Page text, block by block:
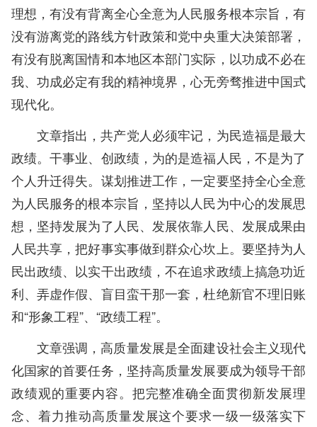
理想，有没有背离全心全意为人民服务根本宗旨，有
没有游离党的路线方针政策和党中央重大决策部署，
有没有脱离国情和本地区本部门实际，以功成不必在
我、功成必定有我的精神境界，心无旁骛推进中国式
现代化。
文章指出，共产党人必须牢记，为民造福是最大
政绩。干事业、创政绩，为的是造福人民，不是为了
个人升迁得失。谋划推进工作，一定要坚持全心全意
为人民服务的根本宗旨，坚持以人民为中心的发展思
想，坚持发展为了人民、发展依靠人民、发展成果由
人民共享，把好事实事做到群众心坎上。要坚持为人
民出政绩、以实干出政绩，不在追求政绩上搞急功近
利、弄虚作假、盲目蛮干那一套，杜绝新官不理旧账
和“形象工程”、“政绩工程”。
文章强调，高质量发展是全面建设社会主义现代
化国家的首要任务，坚持高质量发展要成为领导干部
政绩观的重要内容。把完整准确全面贯彻新发展理
念、着力推动高质量发展这个要求一级一级落实下